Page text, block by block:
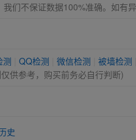
们不保证数据100%准确。如有异
测 QQ检测 微信检测 被墙检测
供参考，购买前务必自行判断)
史